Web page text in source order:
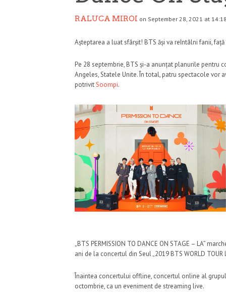
RALUCA MIROI on September 28, 2021 at 14:18
Așteptarea a luat sfârșit! BTS ăși va reîntâlni fanii,
Pe 28 septembrie, BTS și-a anunțat planurile pentru
Angeles, Statele Unite. În total, patru spectacole vor
potrivitSoompi.
„BTS PERMISSION TO DANCE ON STAGE – LA”
ani de la concertul din Seul „2019 BTS WORLD TOUR
Înaintea concertului offline, concertul online al
octombrie, ca un eveniment de streaming live.